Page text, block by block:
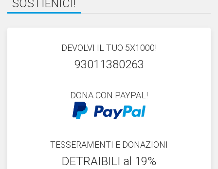
SOSTIENICI!
DEVOLVI IL TUO 5X1000!
93011380263
DONA CON PAYPAL!
TESSERAMENTI E DONAZIONI
DETRAIBILI al 19%